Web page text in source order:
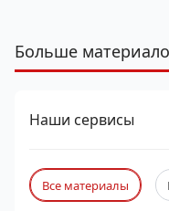
Больше
Наши сервисы
Все материалы